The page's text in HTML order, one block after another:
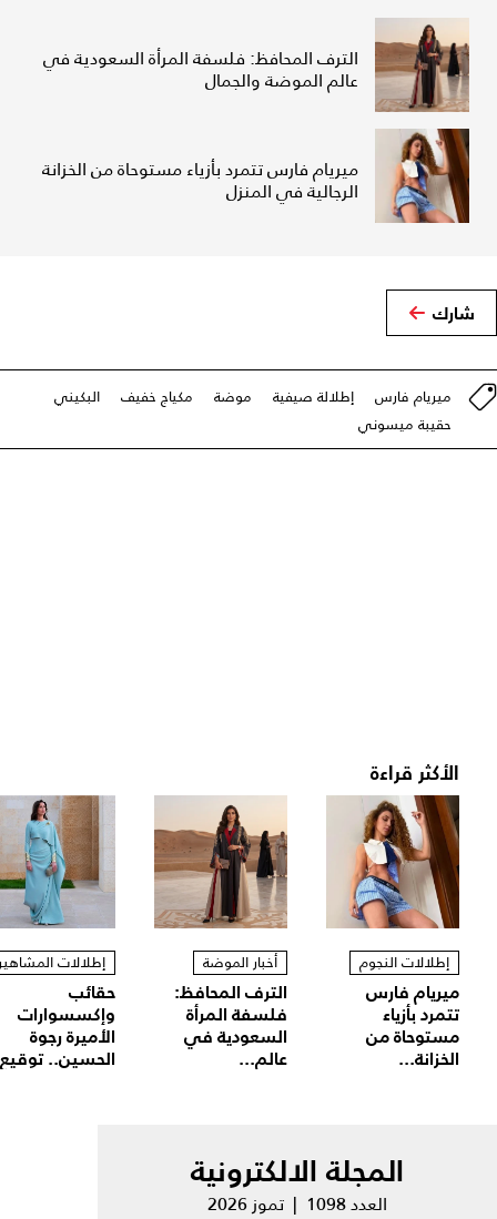
الترف المحافظ: فلسفة المرأة السعودية في
عالم الموضة والجمال
ميريام فارس تتمرد بأزياء مستوحاة من الخزانة
الرجالية في المنزل
شارك
ميريام فارس إطلالة صيفية موضة مكياج خفيف
البكيني
حقيبة ميسوني
الأكثر قراءة
إطلالات النجوم
ميريام فارس
تتمرد بأزياء
مستوحاة من
الخزانة...
أخبار الموضة
الترف المحافظ:
فلسفة المرأة
السعودية في
عالم...
إطلالات
حقائب
وإكسسوارات
الأميرة رجوة
الحسين..
المجلة الالكترونية
العدد 1098 | تموز 2026